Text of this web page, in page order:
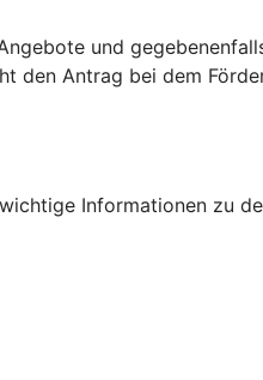
und
den Antrag bei dem
Informationen zu